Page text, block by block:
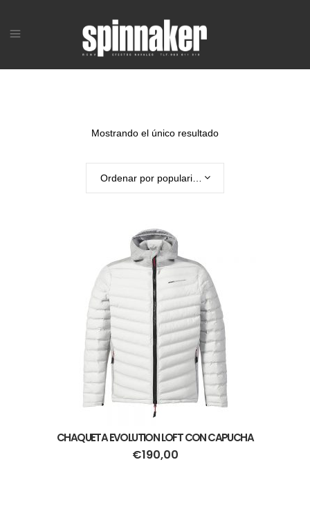
Mostrando el único resultado
CHAQUETA EVOLUTION LOFT CON CAPUCHA
€190,00